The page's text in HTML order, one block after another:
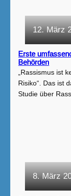
12. März
Erste
Behörden
„Rassismus ist
Risiko“. Das ist
Studie über
8. März